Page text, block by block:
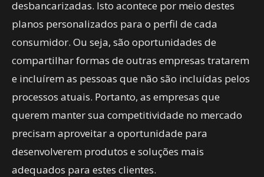
desbancarizadas. Isto acontece por meio destes
planos personalizados para o perfil de cada
consumidor. Ou seja, são oportunidades de
compartilhar formas de outras empresas tratarem
e incluírem as pessoas que não são incluídas pelos
processos atuais. Portanto, as empresas que
querem manter sua competitividade no mercado
precisam aproveitar a oportunidade para
desenvolverem produtos e soluções mais
adequados para estes clientes.